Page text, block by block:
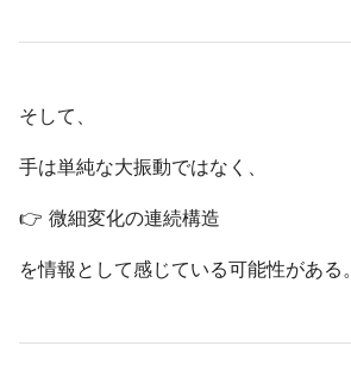
そして、
手は単純な大振動ではなく、
👉 微細変化の連続構造
を情報として感じている可能性がある。